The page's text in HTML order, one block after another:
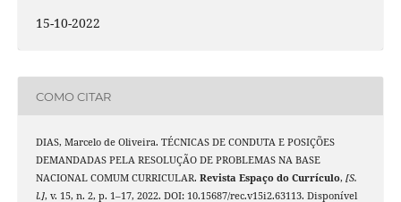
15-10-2022
COMO CITAR
DIAS, Marcelo de Oliveira. TÉCNICAS DE CONDUTA E POSIÇÕES
DEMANDADAS PELA RESOLUÇÃO DE PROBLEMAS NA BASE
NACIONAL COMUM CURRICULAR. Revista Espaço do Currículo, [S.
l.], v. 15, n. 2, p. 1–17, 2022. DOI: 10.15687/rec.v15i2.63113. Disponível